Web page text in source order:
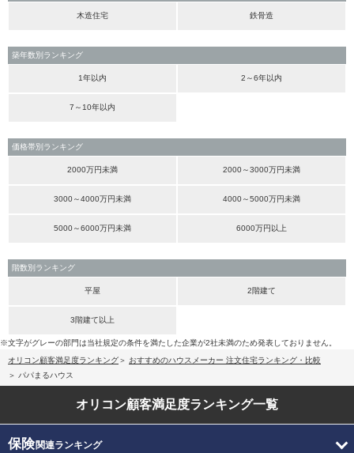
木造住宅 鉄骨造
築年数別ランキング
1年以内 2～6年以内
7～10年以内
価格帯別ランキング
2000万円未満 2000～3000万円未満
3000～4000万円未満 4000～5000万円未満
5000～6000万円未満 6000万円以上
階数別ランキング
平屋 2階建て
3階建て以上
※文字がグレーの部門は当社規定の条件を満たした企業が2社未満のため発表しておりません。
オリコン顧客満足度ランキング
おすすめのハウスメーカー 注文住宅ランキング・比較
パパまるハウス
オリコン顧客満足度ランキング一覧
保険関連ランキング